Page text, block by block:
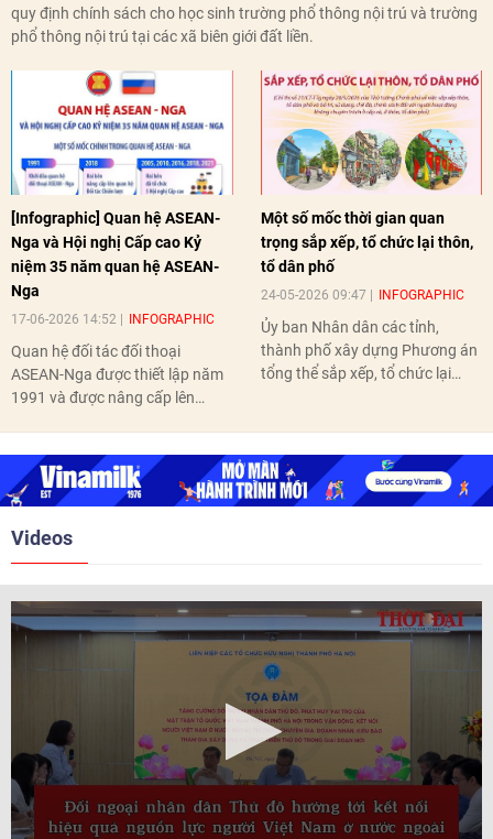
quy định chính sách cho học sinh trường phổ thông nội trú và trường
phổ thông nội trú tại các xã biên giới đất liền.
[Infographic] Quan hệ ASEAN-
Nga và Hội nghị Cấp cao Kỷ
niệm 35 năm quan hệ ASEAN-
Nga
17-06-2026 14:52 INFOGRAPHIC
Quan hệ đối tác đối thoại
ASEAN-Nga được thiết lập năm
1991 và được nâng cấp lên
nghị Cấp cao vào các năm 2005,
2010, 2016, 2018, 2021.
Một số mốc thời gian quan
trọng sắp xếp, tổ chức lại thôn,
tổ dân phố
24-05-2026 09:47 INFOGRAPHIC
Ủy ban Nhân dân các tỉnh,
thành phố xây dựng Phương án
tổng thể sắp xếp, tổ chức lại
Videos